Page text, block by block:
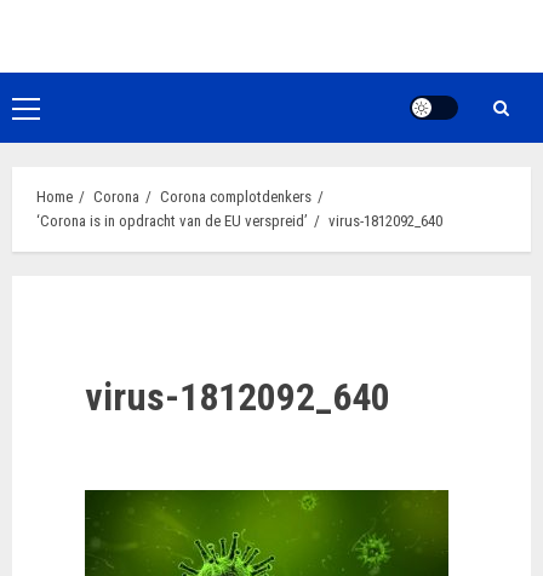
de
inhoudPrimair
menu
Home Corona
Corona complotdenkers
‘Corona is in opdracht van de EU verspreid’
virus-1812092_640
virus-1812092_640